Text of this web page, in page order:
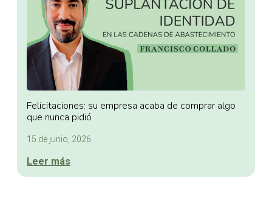
Felicitaciones: su empresa acaba de comprar algo
que nunca pidió
15 de junio, 2026
Leer más